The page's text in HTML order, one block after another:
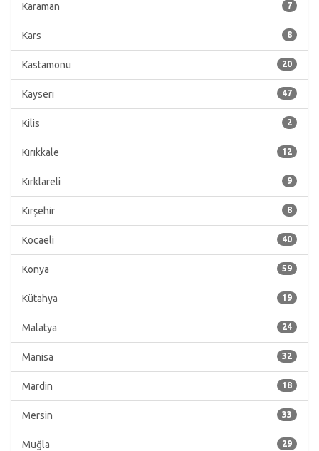
7
Karaman
8
Kars
20
Kastamonu
47
Kayseri
2
Kilis
12
Kırıkkale
9
Kırklareli
8
Kırşehir
40
Kocaeli
59
Konya
19
Kütahya
24
Malatya
32
Manisa
18
Mardin
33
Mersin
29
Muğla